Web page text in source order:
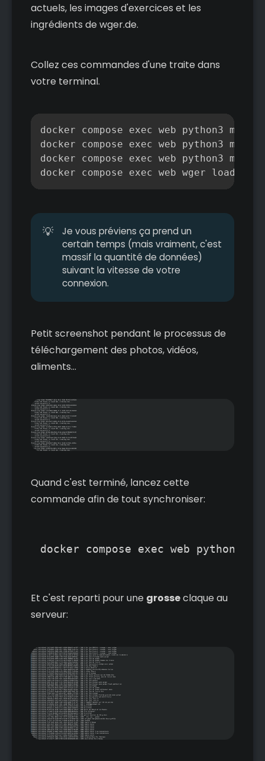
actuels, les images d'exercices et les
ingrédients de wger.de.
Collez ces commandes d'une traite dans
votre terminal.
docker compose exec web python3
docker compose exec web python3
docker compose exec web python3
docker compose exec web wger load-
Copier
💡
Je vous préviens ça prend un
certain temps (mais vraiment, c'est
massif la quantité de données)
suivant la vitesse de votre
connexion.
Petit screenshot pendant le processus de
téléchargement des photos, vidéos,
aliments...
Quand c'est terminé, lancez cette
commande afin de tout synchroniser:
docker compose exec web python3
Et c'est reparti pour une grosseclaque au
serveur: